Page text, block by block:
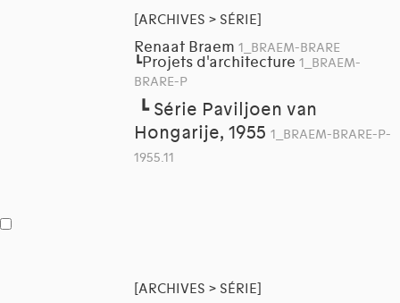
[ARCHIVES > SÉRIE]
Renaat Braem 1_BRAEM-BRARE
┗Projets d'architecture 1_BRAEM-
BRARE-P
┗ Série Paviljoen van
Hongarije, 1955 1_BRAEM-BRARE-P-
1955.11
[ARCHIVES > SÉRIE]